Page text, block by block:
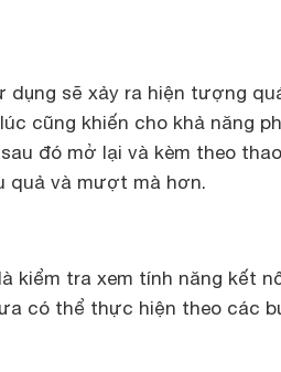
dụng sẽ xảy ra hiện tượng
cũng khiến cho khả năng
đó mở lại và kèm theo
quả và mượt mà hơn.
kiểm tra xem tính năng kết
có thể thực hiện theo các